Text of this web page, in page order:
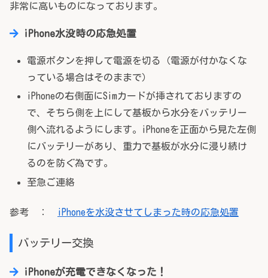
非常に高いものになっております。
iPhone水没時の応急処置
電源ボタンを押して電源を切る（電源が付かなくな
っている場合はそのままで）
iPhoneの右側面にSimカードが挿されておりますの
で、そちら側を上にして基板から水分をバッテリー
側へ流れるようにします。iPhoneを正面から見た左側
にバッテリーがあり、重力で基板が水分に浸り続け
るのを防ぐ為です。
至急ご連絡
参考 ： iPhoneを水没させてしまった時の応急処置
バッテリー交換
iPhoneが充電できなくなった！